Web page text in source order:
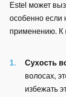
Estel может
особенно если
применению. К
Сухость
волосах,
избежать